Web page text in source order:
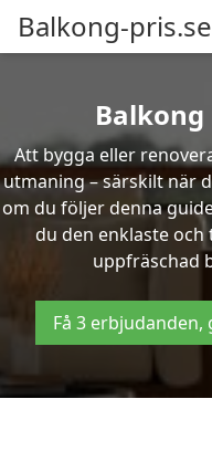
Balkong-pris.se
Balkong
Att bygga eller
utmaning – särskilt när
om du följer denna
du den enklaste
uppfräschad
Få 3